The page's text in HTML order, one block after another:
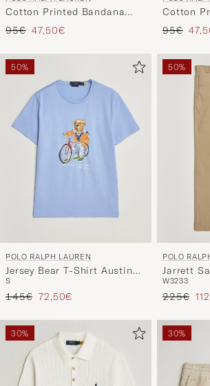
Cotton Printed Bandana
Red/White
Regulärer Preis
95€ Reduzierter Preis
47,50€
Cotton
Supply
Regulärer
95€
50%
POLO RALPH LAUREN
Jersey Bear T-Shirt Austin
Blue
S
Regulärer Preis
145€ Reduzierter Preis
72,50€
50%
POLO
Jarrett
Hill
W3233
Regulärer
225€
30% 30%